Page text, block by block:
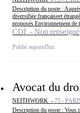
Description du poste :
diversifiée françaiseet
proposés Environnement de
CDI - Non renseigné
Publié aujourd'hui
Avocat du
NEITHWORK - 75 -
Description du poste : Vous